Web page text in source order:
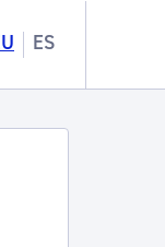
ES